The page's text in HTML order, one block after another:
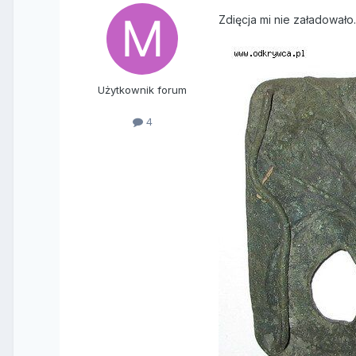
Użytkownik forum
4
Zdięcja mi nie załadowało.